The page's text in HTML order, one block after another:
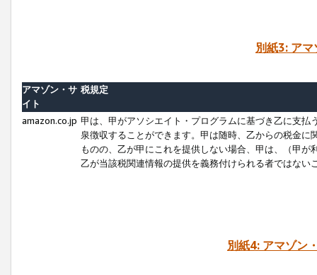
別紙3: ア
アマゾン・サ
イト
税規定
amazon.co.jp 甲は、甲がアソシエイト・プログラムに基づき乙に支
泉徴収することができます。甲は随時、乙からの税金
ものの、乙が甲にこれを提供しない場合、甲は、（甲
乙が当該税関連情報の提供を義務付けられる者ではな
別紙4: アマゾン